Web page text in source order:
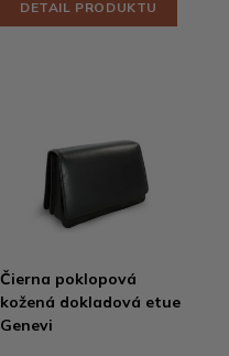
DETAIL PRODUKTU
Čierna poklopová
kožená dokladová etue
Genevi